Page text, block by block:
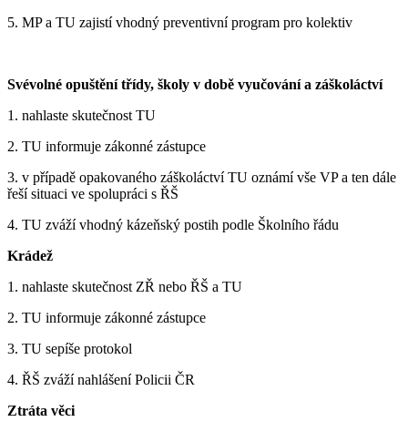
5. MP a TU zajistí vhodný preventivní program pro kolektiv
Svévolné opuštění třídy, školy v době vyučování a záškoláctví
1. nahlaste skutečnost TU
2. TU informuje zákonné zástupce
3. v případě opakovaného záškoláctví TU oznámí vše VP a ten dále
řeší situaci ve spolupráci s ŘŠ
4. TU zváží vhodný kázeňský postih podle Školního řádu
Krádež
1. nahlaste skutečnost ZŘ nebo ŘŠ a TU
2. TU informuje zákonné zástupce
3. TU sepíše protokol
4. ŘŠ zváží nahlášení Policii ČR
Ztráta věci